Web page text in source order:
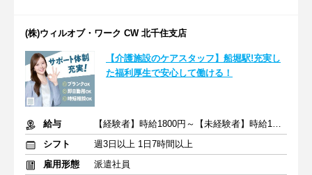
(株)ウィルオブ・ワーク CW 北千住支店
【介護施設のケアスタッフ】船堀駅!充実し
た福利厚生で安心して働ける！
給与
【経験者】時給1800円～【未経験者】時給1600円～ ＋交通費
シフト
週3日以上 1日7時間以上
雇用形態
派遣社員